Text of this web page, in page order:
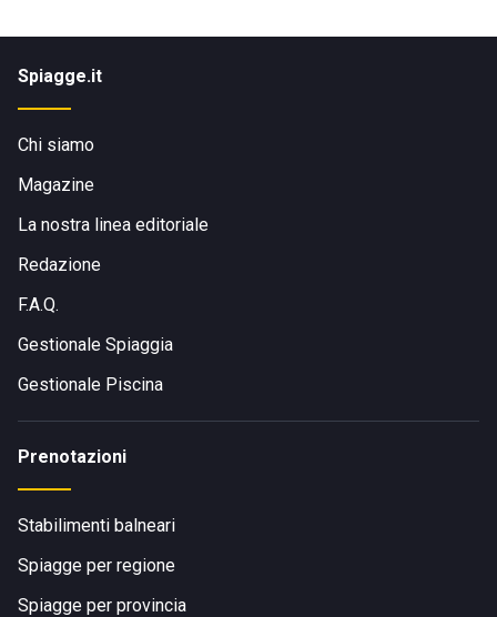
Spiagge.it
Chi siamo
Magazine
La nostra linea editoriale
Redazione
F.A.Q.
Gestionale Spiaggia
Gestionale Piscina
Prenotazioni
Stabilimenti balneari
Spiagge per regione
Spiagge per provincia